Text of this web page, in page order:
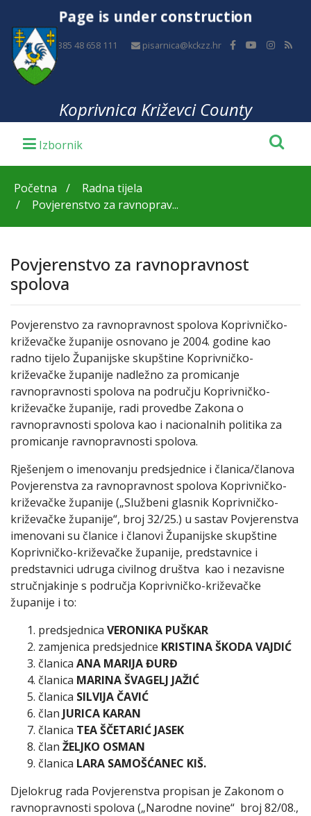
Page is under construction
+385 48 658 111 pisarnica@kckzz.hr
Koprivnica Križevci County
Početna
Radna tijela
Povjerenstvo za ravnoprav...
Povjerenstvo za ravnopravnost
spolova
Povjerenstvo za ravnopravnost spolova Koprivničko-
križevačke županije osnovano je 2004. godine kao
radno tijelo Županijske skupštine Koprivničko-
križevačke županije nadležno za promicanje
ravnopravnosti spolova na području Koprivničko-
križevačke županije, radi provedbe Zakona o
ravnopravnosti spolova kao i nacionalnih politika za
promicanje ravnopravnosti spolova.
Rješenjem o imenovanju predsjednice i članica/članova
Povjerenstva za ravnopravnost spolova Koprivničko-
križevačke županije („Službeni glasnik Koprivničko-
križevačke županije“, broj 32/25.) u sastav Povjerenstva
imenovani su članice i članovi Županijske skupštine
Koprivničko-križevačke županije, predstavnice i
predstavnici udruga civilnog društva kao i nezavisne
stručnjakinje s područja Koprivničko-križevačke
županije i to:
predsjednica VERONIKA PUŠKAR
zamjenica predsjednice KRISTINA ŠKODA VAJDIĆ
članica ANA MARIJA ĐURĐ
članica MARINA ŠVAGELJ JAŽIĆ
članica SILVIJA ČAVIĆ
član JURICA KARAN
članica TEA ŠČETARIĆ JASEK
član ŽELJKO OSMAN
članica LARA SAMOŠĆANEC KIŠ.
Djelokrug rada Povjerenstva propisan je Zakonom o
ravnopravnosti spolova („Narodne novine“ broj 82/08.,